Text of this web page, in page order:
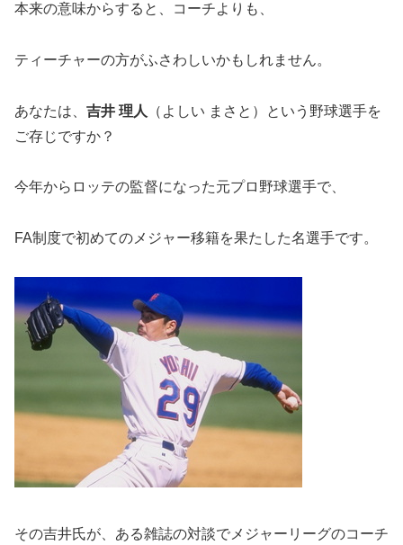
本来の意味からすると、コーチよりも、
ティーチャーの方がふさわしいかもしれません。
あなたは、 吉井 理人
（よしい まさと）という野球選手を
ご存じですか？
今年からロッテの監督になった元プロ野球選手で、
FA制度で初めてのメジャー移籍を果たした名選手です。
その吉井氏が、ある雑誌の対談でメジャーリーグのコーチ